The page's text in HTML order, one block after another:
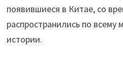
появившиеся в Китае, со
распространились по всему
истории.